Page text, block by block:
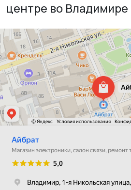
центре во Владимире